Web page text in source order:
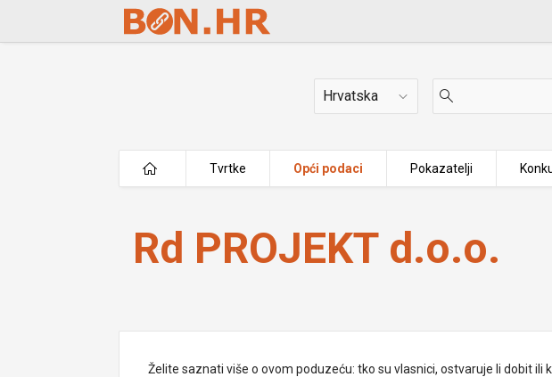
Skip to Main Content
Država
Tvrtke Opći podaci Pokazatelji
Rd PROJEKT d.o.o.
Rd PROJEKT d.o.o.
Želite saznati više o ovom poduzeću: tko su vlasnici, ostvaruje li dobit ili